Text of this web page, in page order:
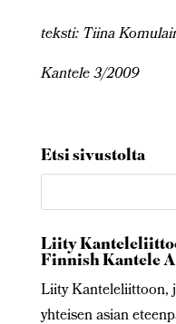
teksti: Tiina
Kantele 3/2009
Etsi sivustolta
Liity
Finnish Kantele
Liity Kanteleliittoon,
yhteisen asian